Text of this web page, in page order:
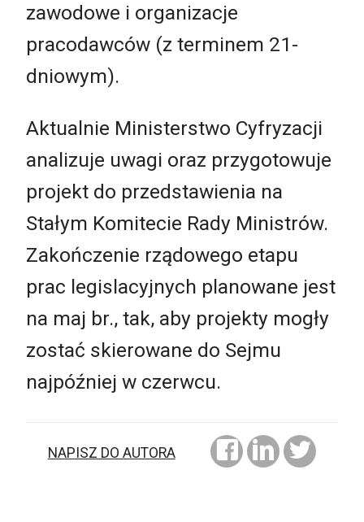
zawodowe i organizacje
pracodawców (z terminem 21-
dniowym).
Aktualnie Ministerstwo Cyfryzacji
analizuje uwagi oraz przygotowuje
projekt do przedstawienia na
Stałym Komitecie Rady Ministrów.
Zakończenie rządowego etapu
prac legislacyjnych planowane jest
na maj br., tak, aby projekty mogły
zostać skierowane do Sejmu
najpóźniej w czerwcu.
NAPISZ DO AUTORA